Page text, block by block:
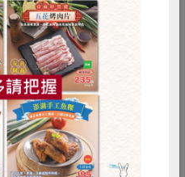
食譜 減硝酸鹽
共同購買